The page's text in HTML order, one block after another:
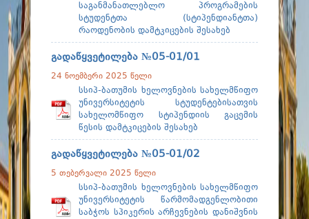
საგანმანათლებლო პროგრამების
სტუდენტთა (სტიპენდიანტთა)
რაოდენობის დამტკიცების შესახებ
გადაწყვეტილება №05-01/01
24 ნოემბერი 2025 წელი
სსიპ-ბათუმის ხელოვნების სახელმწიფო
უნივერსიტეტის სტუდენტებისათვის
სახელომწიფო სტიპენდიის გაცემის
წესის დამტკიცების შესახებ
გადაწყვეტილება №05-01/02
5 თებერვალი 2025 წელი
სსიპ-ბათუმის ხელოვნების სახელმწიფო
უნივერსიტეტის წარმომადგენლობითი
საბჭოს სპიკერის არჩევნების დანიშვნის